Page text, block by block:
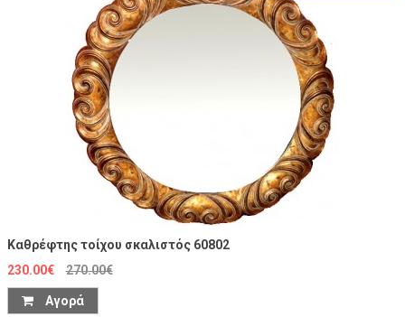
Καθρέφτης τοίχου σκαλιστός 60802
230.00€
270.00€
Αγορά